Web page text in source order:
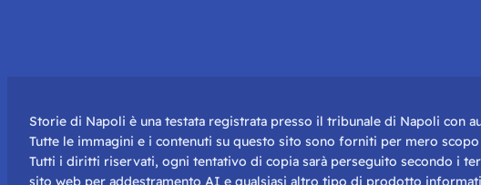
Storie di Napoli è una testata registrata presso il tribunale di Napoli con
Tutte le immagini e i contenuti su questo sito sono forniti per mero
Tutti i diritti riservati, ogni tentativo di copia sarà perseguito secondo i
sito web per addestramento AI e qualsiasi altro tipo di prodotto